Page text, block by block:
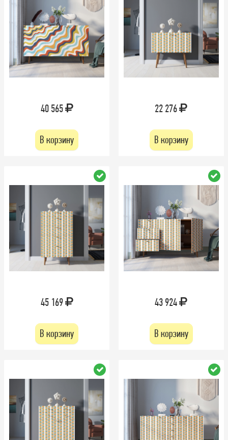
40 565
В корзину
22 276
В корзину
45 169
В корзину
43 924
В корзину